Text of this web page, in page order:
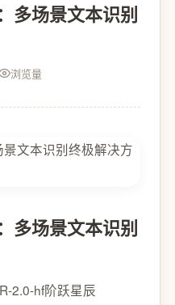
多场景文本识别
浏览量
多场景文本识别
2.0-hf阶跃星辰